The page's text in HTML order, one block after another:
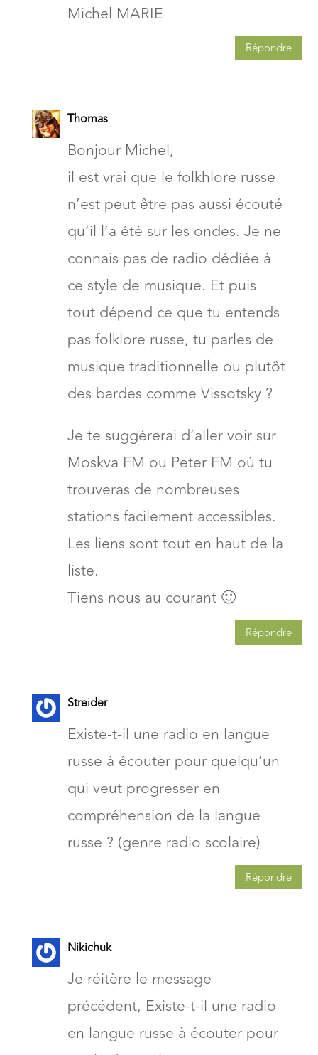
Michel MARIE
Répondre
Thomas
Bonjour Michel,
il est vrai que le folkhlore russe
n’est peut être pas aussi écouté
qu’il l’a été sur les ondes. Je ne
connais pas de radio dédiée à
ce style de musique. Et puis
tout dépend ce que tu entends
pas folklore russe, tu parles de
musique traditionnelle ou plutôt
des bardes comme Vissotsky ?
Je te suggérerai d’aller voir sur
Moskva FM ou Peter FM où tu
trouveras de nombreuses
stations facilement accessibles.
Les liens sont tout en haut de la
liste.
Tiens nous au courant 🙂
Répondre
Streider
Existe-t-il une radio en langue
russe à écouter pour quelqu’un
qui veut progresser en
compréhension de la langue
russe ? (genre radio scolaire)
Répondre
Nikichuk
Je réitère le message
précédent, Existe-t-il une radio
en langue russe à écouter pour